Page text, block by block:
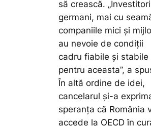
să crească.
germani, mai cu
companiile mici şi
au nevoie de condiţii
cadru fiabile şi stabile
pentru aceasta”, a
În altă ordine de idei,
cancelarul și-a
speranța că România
accede la OECD în